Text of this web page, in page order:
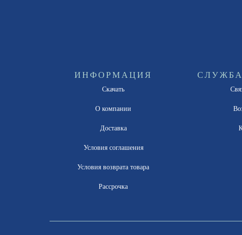
ИНФОРМАЦИЯ
Скачать
О компании
Доставка
Условия соглашения
Условия возврата товара
Рассрочка